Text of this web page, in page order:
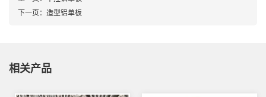
下一页： 造型铝单板
相关产品